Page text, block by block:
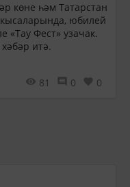
көне һәм Татарстан
юбилей
«Тау Фест» узачак.
итә.
81 0 0